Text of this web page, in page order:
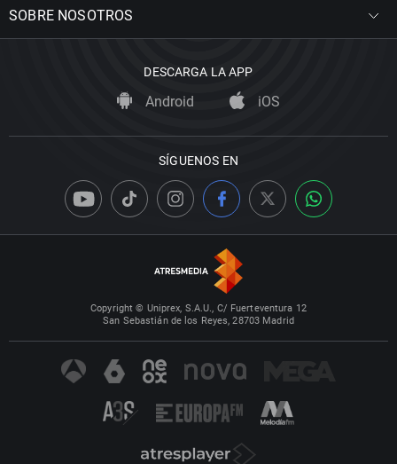
SOBRE NOSOTROS
DESCARGA LA APP
Android iOS
SÍGUENOS EN
Copyright © Uniprex, S.A.U., C/ Fuerteventura 12
San Sebastián de los Reyes, 28703 Madrid